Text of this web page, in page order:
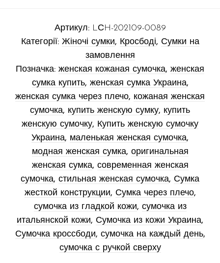
Артикул: LСH-202109-0089
Категорії: Жіночі сумки, Кросбоді, Сумки на
замовлення
Позначка: женская кожаная сумочка, женская
сумка купить, женская сумка Украина,
женская сумка через плечо, кожаная женская
сумочка, купить женскую сумку, купить
женскую сумочку, Купить женскую сумочку
Украина, маленькая женская сумочка,
модная женская сумка, оригинальная
женская сумка, современная женская
сумочка, стильная женская сумочка, Сумка
жесткой конструкции, Сумка через плечо,
сумочка из гладкой кожи, сумочка из
итальянской кожи, Сумочка из кожи Украина,
Сумочка кроссбоди, сумочка на каждый день,
сумочка с ручкой сверху